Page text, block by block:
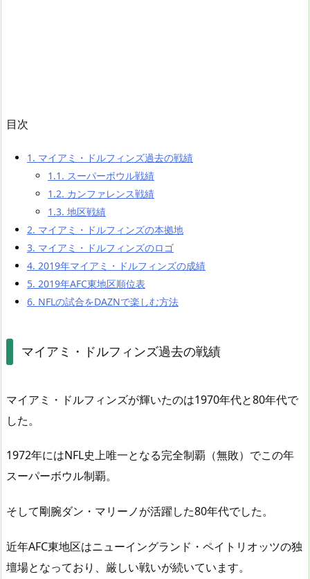
目次
1. マイアミ・ドルフィンズ過去の戦績
1.1. スーパーボウル戦績
1.2. カンファレンス戦績
1.3. 地区戦績
2. マイアミ・ドルフィンズの本拠地
3. マイアミ・ドルフィンズのロゴ
4. 2019年マイアミ・ドルフィンズの成績
5. 2019年AFC東地区順位表
6. NFLの試合をDAZNで楽しむ方法
マイアミ・ドルフィンズ過去の戦績
マイアミ・ドルフィンズが輝いたのは1970年代と80年代で
した。
1972年にはNFL史上唯一となる完全制覇（無敗）でこの年
スーパーボウル制覇。
そして剛腕ダン・マリーノが活躍した80年代でした。
近年AFC東地区はニューイングランド・ペイトリオッツの独
壇場となっており、厳しい戦いが続いています。